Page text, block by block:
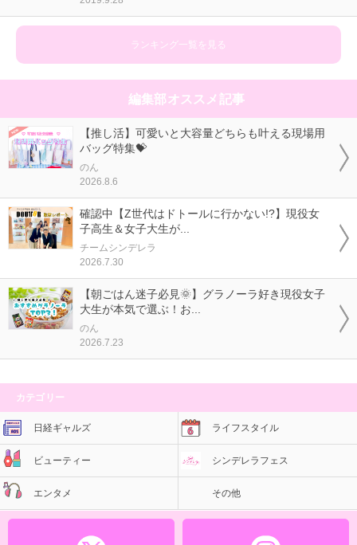
ランキング一覧を見る
編集部オススメ記事
【推し活】可愛いと大容量どちらも叶える現場用
バッグ特集💝
のん
2026.8.6
確認中【Z世代はドトールに行かない!?】現役女
子高生＆女子大生が...
チームシンデレラ
2026.7.30
【朝ごはん迷子必見🌞】グラノーラ好き現役女子
大生が本気で選ぶ！お...
のん
2026.7.23
カテゴリー
日経ギャルズ ライフスタイル
ビューティー シンデレラフェス
エンタメ その他